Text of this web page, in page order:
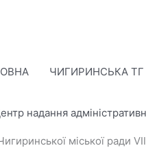
ЧИГИРИНСЬКА ТГ
надання
міської ради